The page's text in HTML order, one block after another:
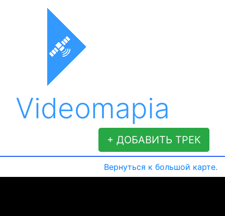
Videomapia
+ ДОБАВИТЬ ТРЕК
Вернуться к большой карте.